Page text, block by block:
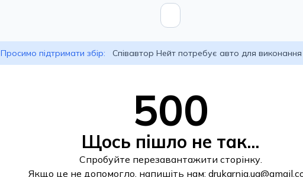
Просимо підтримати збір: Співавтор Нейт потребує авто для
500
Щось пішло не так...
Спробуйте перезавантажити сторінку.
Якщо це не допомогло, напишіть нам: